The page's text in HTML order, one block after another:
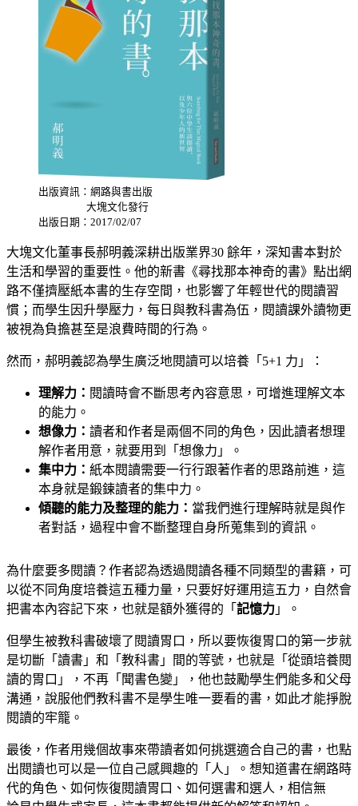
出版資訊：網路與書出版
大塊文化發行
出版日期：2017/02/07
大塊文化董事長郝明義深耕出版業界30 餘年，深知書本對於
生活和學習的重要性。 他的新書《尋找那本神奇的書》點出網
路不僅擠壓紙本書的生存空間，也影響了年輕世代的閱讀習
慣；而學生因升學壓力，每日與教科書為伍，閱讀課外讀物更
被視為負擔甚至是浪費時間的行為。
然而，郝明義認為學生廣泛地閱讀可以培養「5+1 力」：
理解力： 閱讀時會不斷思考內容意思，可增進理解文本
的能力。
想像力： 讀者和作者是兩個不同的角色，因此讀者想理
解作者用意，就要用到「想像力」。
集中力： 紙本閱讀需要一行行跟著作者的思路前進，這
本身就是鍛鍊讀者的集中力。
傾聽的能力及整理的能力： 當我們進行理解時就是與作
者對話，過程中會不斷整理自身所蒐集到的資訊。
為什麼要多閱讀？作者認為透過閱讀各種不同類型的書籍，可
以從不同角度培養這五種力量，只要好好運用這五力，自然會
把書本內容記下來，也就是額外獲得的 「 記憶力 」 。
但學生被教科書破壞了閱讀胃口，所以要恢復胃口的第一步就
是切斷「讀書」和「教科書」間的等號，也就是「從頭培養閱
讀的胃口」，不再「聞書色變」，他也鼓勵學生們能多和父母
溝通，說服他們教科書不是學生唯一要看的書，如此才能掙脫
閱讀的牢籠。
最後，作者用幾個故事來帶讀者如何挑選適合自己的書，也點
出閱讀也可以是一位自己感興趣的「人」。想知道書在網路時
代的角色、如何恢復閱讀胃口、如何選書和選人，相信無